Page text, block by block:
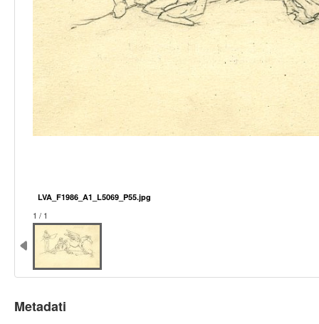
LVA_F1986_A1_L5069_P55.jpg
1 / 1
Metadati